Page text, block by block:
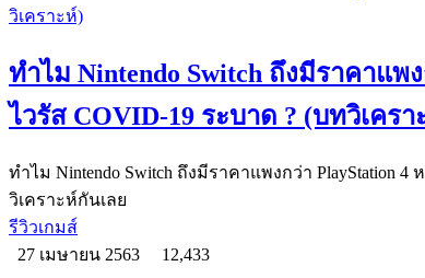
ทำไม Nintendo Switch ถึงมีราคาแพ
ไวรัส COVID-19 ระบาด ? (บทวิเครา
ทำไม Nintendo Switch ถึงมีราคาแพงกว่า PlayStation
วิเคราะห์กันเลย
รีวิวเกมส์
27 เมษายน 2563
12,433